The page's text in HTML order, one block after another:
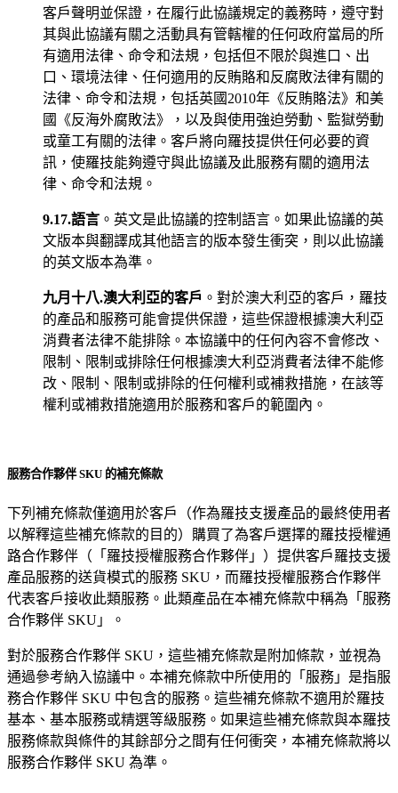
客戶聲明並保證，在履行此協議規定的義務時，遵守對
其與此協議有關之活動具有管轄權的任何政府當局的所
有適用法律、命令和法規，包括但不限於與進口、出
口、環境法律、任何適用的反賄賂和反腐敗法律有關的
法律、命令和法規，包括英國2010年《反賄賂法》和美
國《反海外腐敗法》，以及與使用強迫勞動、監獄勞動
或童工有關的法律。客戶將向羅技提供任何必要的資
訊，使羅技能夠遵守與此協議及此服務有關的適用法
律、命令和法規。
9.17.語言 。英文是此協議的控制語言。如果此協議的英
文版本與翻譯成其他語言的版本發生衝突，則以此協議
的英文版本為準。
九月十八.澳大利亞的客戶 。對於澳大利亞的客戶，羅技
的產品和服務可能會提供保證，這些保證根據澳大利亞
消費者法律不能排除。本協議中的任何內容不會修改、
限制、限制或排除任何根據澳大利亞消費者法律不能修
改、限制、限制或排除的任何權利或補救措施，在該等
權利或補救措施適用於服務和客戶的範圍內。
服務合作夥伴 SKU 的補充條款
下列補充條款僅適用於客戶（作為羅技支援產品的最終使用者
以解釋這些補充條款的目的）購買了為客戶選擇的羅技授權通
路合作夥伴（「羅技授權服務合作夥伴」）提供客戶羅技支援
產品服務的送貨模式的服務 SKU，而羅技授權服務合作夥伴
代表客戶接收此類服務。此類產品在本補充條款中稱為「服務
合作夥伴 SKU」。
對於服務合作夥伴 SKU，這些補充條款是附加條款，並視為
通過參考納入協議中。本補充條款中所使用的「服務」是指服
務合作夥伴 SKU 中包含的服務。這些補充條款不適用於羅技
基本、基本服務或精選等級服務。如果這些補充條款與本羅技
服務條款與條件的其餘部分之間有任何衝突，本補充條款將以
服務合作夥伴 SKU 為準。